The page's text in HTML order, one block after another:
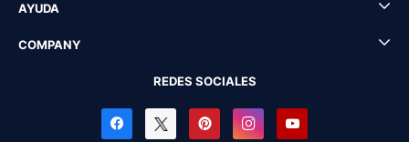
AYUDA
COMPANY
REDES SOCIALES